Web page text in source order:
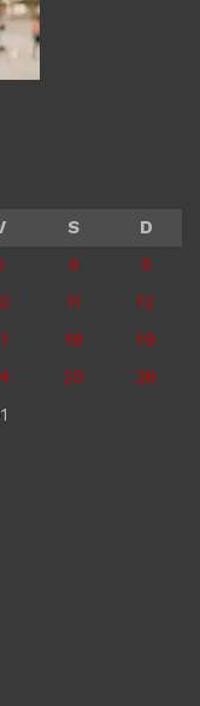
S
D
4
5
11
12
18
19
25
26